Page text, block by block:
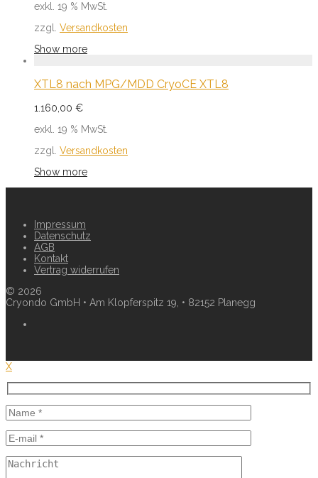
exkl. 19 % MwSt.
zzgl. Versandkosten
Show more
XTL8 nach MPG/MDD CryoCE XTL8
1.160,00 €
exkl. 19 % MwSt.
zzgl. Versandkosten
Show more
Impressum
Datenschutz
AGB
Kontakt
Vertrag widerrufen
© 2026
Cryondo GmbH • Am Klopferspitz 19, • 82152 Planegg
X